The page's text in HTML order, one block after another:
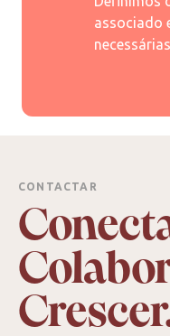
associado
CONTACTAR